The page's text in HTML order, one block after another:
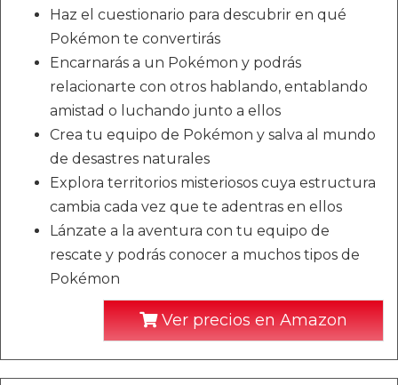
Haz el cuestionario para descubrir en qué
Pokémon te convertirás
Encarnarás a un Pokémon y podrás
relacionarte con otros hablando, entablando
amistad o luchando junto a ellos
Crea tu equipo de Pokémon y salva al mundo
de desastres naturales
Explora territorios misteriosos cuya estructura
cambia cada vez que te adentras en ellos
Lánzate a la aventura con tu equipo de
rescate y podrás conocer a muchos tipos de
Pokémon
Ver precios en Amazon